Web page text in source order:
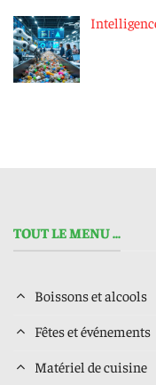
TOUT LE MENU ...
Boissons et alcools
Fêtes et événements
Matériel de cuisine